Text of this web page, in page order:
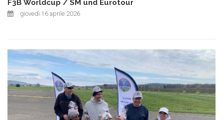
F3B Worldcup / SM und Eurotour
giovedì 16 aprile 2026